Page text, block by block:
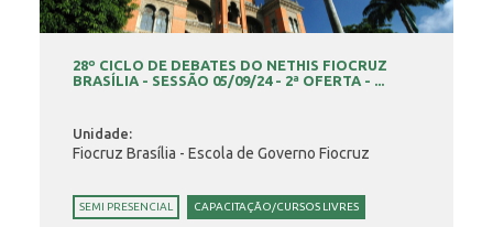
28º CICLO DE DEBATES DO NETHIS FIOCRUZ
BRASÍLIA - SESSÃO 05/09/24 - 2ª OFERTA - ...
Unidade:
Fiocruz Brasília - Escola de Governo Fiocruz
SEMI PRESENCIAL CAPACITAÇÃO/CURSOS LIVRES